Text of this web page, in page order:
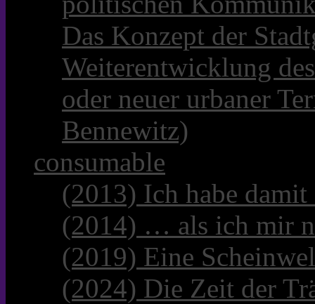
Das Konzept der
Weiterentwicklung
oder neuer urbaner
Bennewitz)
consumable
(2013) Ich habe
(2014) … als ich mir
(2019) Eine
(2024) Die Zeit der